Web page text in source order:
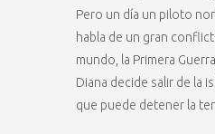
Pero un día un piloto
habla de un gran
mundo, la Primera
Diana decide salir de la
que puede detener la